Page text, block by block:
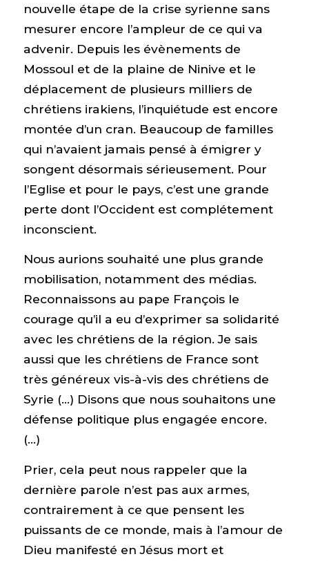
nouvelle étape de la crise syrienne sans
mesurer encore l’ampleur de ce qui va
advenir. Depuis les évènements de
Mossoul et de la plaine de Ninive et le
déplacement de plusieurs milliers de
chrétiens irakiens, l’inquiétude est encore
montée d’un cran. Beaucoup de familles
qui n’avaient jamais pensé à émigrer y
songent désormais sérieusement. Pour
l’Eglise et pour le pays, c’est une grande
perte dont l’Occident est complétement
inconscient.
Nous aurions souhaité une plus grande
mobilisation, notamment des médias.
Reconnaissons au pape François le
courage qu’il a eu d’exprimer sa solidarité
avec les chrétiens de la région. Je sais
aussi que les chrétiens de France sont
très généreux vis-à-vis des chrétiens de
Syrie (…) Disons que nous souhaitons une
défense politique plus engagée encore.
(…)
Prier, cela peut nous rappeler que la
dernière parole n’est pas aux armes,
contrairement à ce que pensent les
puissants de ce monde, mais à l’amour de
Dieu manifesté en Jésus mort et